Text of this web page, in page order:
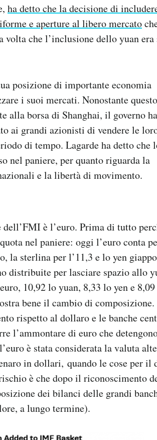
ha detto che la decisione di
e aperture al libero mercato
che l’inclusione dello yuan era
posizione di importante economia
i suoi mercati. Nonostante
alla borsa di Shanghai, il governo ha
ai grandi azionisti di vendere le
di tempo. Lagarde ha detto che
nel paniere, per quanto riguarda la
e la libertà di movimento.
è l’euro. Prima di tutto
nel paniere: oggi l’euro conta
la sterlina per l’11,3 e lo yen
distribuite per lasciare spazio allo
10,92 lo yuan, 8,33 lo yen e
bene il cambio di composizione.
rispetto al dollaro e le banche
l’ammontare di euro che
è stata considerata la valuta
in dollari, quando le cose per il
è che dopo il riconoscimento
dei bilanci delle grandi
a lungo termine).